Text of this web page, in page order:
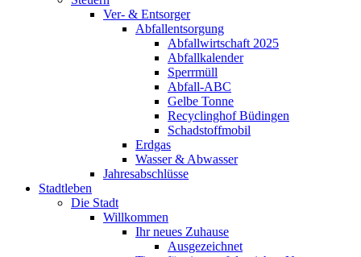
Ver- & Entsorger
Abfallentsorgung
Abfallwirtschaft 2025
Abfallkalender
Sperrmüll
Abfall-ABC
Gelbe Tonne
Recyclinghof Büdingen
Schadstoffmobil
Erdgas
Wasser & Abwasser
Jahresabschlüsse
Stadtleben
Die Stadt
Willkommen
Ihr neues Zuhause
Ausgezeichnet